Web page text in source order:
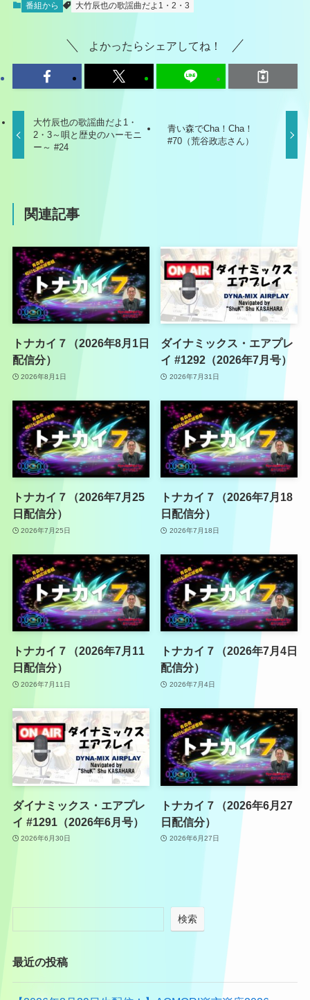
番組から 大竹辰也の歌謡曲だよ1・2・3
よかったらシェアしてね！
大竹辰也の歌謡曲だよ1・
2・3～唄と歴史のハーモニ
ー～ #24
青い森でCha！Cha！
#70（荒谷政志さん）
関連記事
トナカイ７（2026年8月1日
配信分）
2026年8月1日
ダイナミックス・エアプレ
イ #1292（2026年7月号）
2026年7月31日
トナカイ７（2026年7月25
日配信分）
2026年7月25日
トナカイ７（2026年7月18
日配信分）
2026年7月18日
トナカイ７（2026年7月11
日配信分）
2026年7月11日
トナカイ７（2026年7月4日
配信分）
2026年7月4日
ダイナミックス・エアプレ
イ #1291（2026年6月号）
2026年6月30日
トナカイ７（2026年6月27
日配信分）
2026年6月27日
検索
最近の投稿